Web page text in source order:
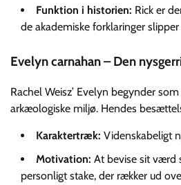
Funktion i historien: Rick er
de akademiske forklaringer
Evelyn carnahan – Den
Rachel Weisz’ Evelyn begynder
arkæologiske miljø. Hendes
Karaktertræk: Videnskabeligt
Motivation: At bevise sit værd
personligt stake, der rækker ud